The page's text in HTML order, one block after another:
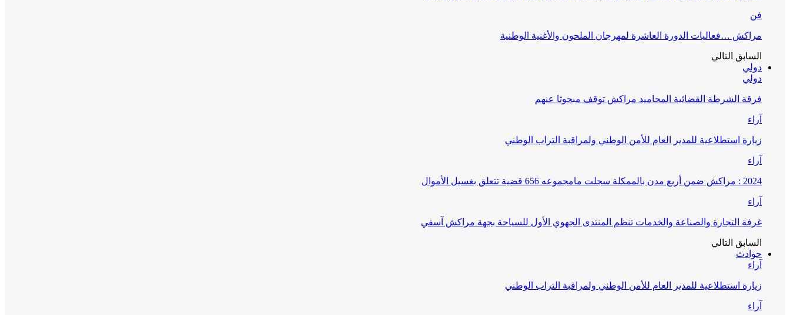
فن
مراكش …فعاليات الدورة العاشرة لمهرجان الملحون والأغنية الوطنية
السابق التالي
دولي
دولي
فرقة الشرطة القضائية المحاميد مراكش توقف مبحوثا عنهم
آراء
زيارة استطلاعية للمدير العام للأمن الوطني ولمراقبة التراب الوطني
آراء
2024 : مراكش ضمن أربع مدن بالممكلة سجلت مامجموعه 656 قضية تتعلق بغسيل الأموال
آراء
غرفة التجارة والصناعة والخدمات تنظم المنتدى الجهوي الأول للسياحة بجهة مراكش آسفي
السابق التالي
حوادث
آراء
زيارة استطلاعية للمدير العام للأمن الوطني ولمراقبة التراب الوطني
آراء